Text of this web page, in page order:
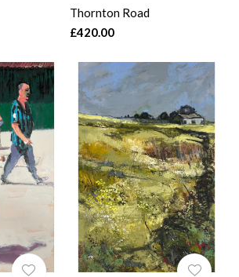
Thornton Road
£420.00